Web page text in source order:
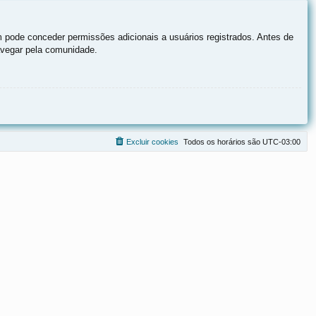
conceder permissões adicionais a usuários registrados. Antes de
pela comunidade.
Todos os horários são UTC-03:00
Excluir cookies